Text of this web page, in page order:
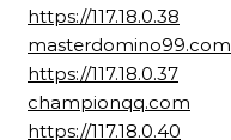
https://117.18.0.38
masterdomino99.com
https://117.18.0.37
championqq.com
https://117.18.0.40